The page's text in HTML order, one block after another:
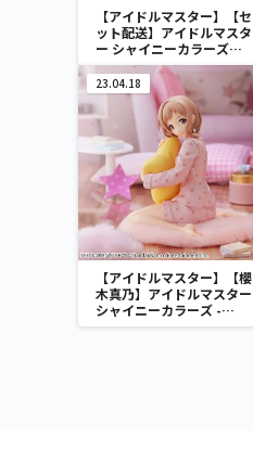
【アイドルマスター】【セ
ット配送】アイドルマスタ
ー シャイニーカラーズ
ESPRESTO est-Windy
and Motions-芹沢あさひ
23.04.18
【アイドルマスター】【櫻
木真乃】アイドルマスター
シャイニーカラーズ -
Relax time-櫻木真乃